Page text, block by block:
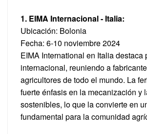
1. EIMA Internacional - Italia:
Ubicación: Bolonia
Fecha:6-10 noviembre 2024
EIMA International en Italia destaca
internacional, reuniendo a
agricultores de todo el mundo. La
fuerte énfasis en la mecanización y
sostenibles, lo que la convierte en
fundamental para la comunidad